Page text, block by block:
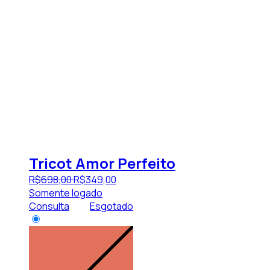
Tricot Amor Perfeito
R$698,00R$349,00
Somente logado
Consulta
Esgotado